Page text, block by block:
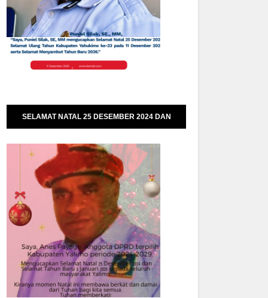
SELAMAT NATAL 25 DESEMBER 2024 DAN